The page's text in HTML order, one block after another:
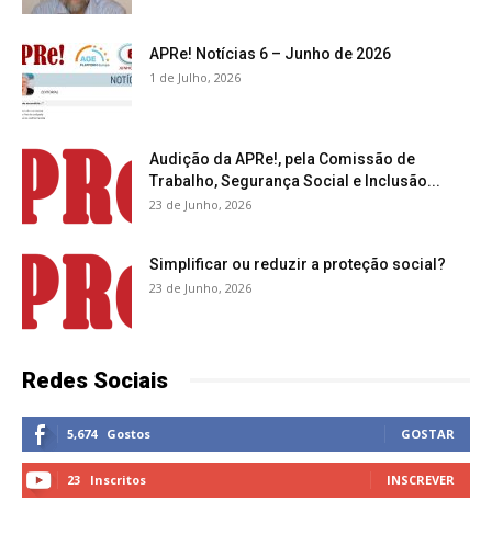
APRe! Notícias 6 – Junho de 2026
1 de Julho, 2026
Audição da APRe!, pela Comissão de
Trabalho, Segurança Social e Inclusão...
23 de Junho, 2026
Simplificar ou reduzir a proteção social?
23 de Junho, 2026
Redes Sociais
5,674 Gostos GOSTAR
23 Inscritos INSCREVER